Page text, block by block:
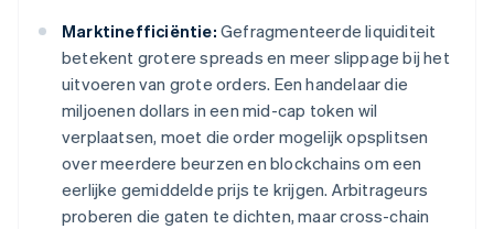
Marktinefficiëntie: Gefragmenteerde liquiditeit
betekent grotere spreads en meer slippage bij het
uitvoeren van grote orders. Een handelaar die
miljoenen dollars in een mid-cap token wil
verplaatsen, moet die order mogelijk opsplitsen
over meerdere beurzen en blockchains om een
eerlijke gemiddelde prijs te krijgen. Arbitrageurs
proberen die gaten te dichten, maar cross-chain